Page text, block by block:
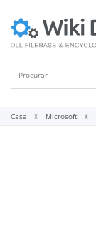
Casa Microsoft